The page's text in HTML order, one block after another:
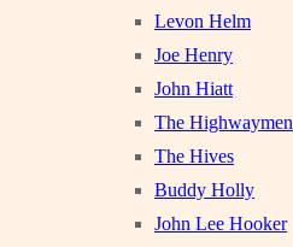
Levon Helm
Joe Henry
John Hiatt
The Highwaymen
The Hives
Buddy Holly
John Lee Hooker